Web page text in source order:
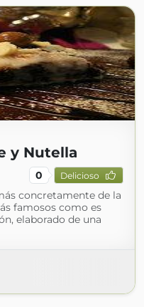
y Nutella
0 Delicioso
concretamente de la
famosos como es
elaborado de una